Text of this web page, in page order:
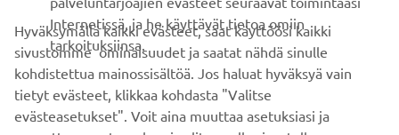
TILAA
Lue tietosuojakäytäntömme saadaksesi tietää, miten
käsittelemme henkilötietojasi:
Tietosuoja ja evästeet -sivustolta
Internetissä, ja he käyttävät tietoa omiin
tarkoituksiinsa.
Hyväksymällä kaikki evästeet, saat käyttöösi kaikki
sivustomme ominaisuudet ja saatat nähdä sinulle
kohdistettua mainossisältöä. Jos haluat hyväksyä vain
tietyt evästeet, klikkaa kohdasta "Valitse
evästeasetukset". Voit aina muuttaa asetuksiasi ja